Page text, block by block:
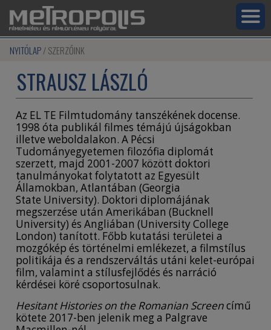
NYITÓLAP SZERZŐINK
STRAUSZ LÁSZLÓ
Az EL TE Filmtudomány tanszékének docense.
1998 óta publikál filmes témájú újságokban
illetve weboldalakon. A Pécsi
Tudományegyetemen filozófia diplomát
szerzett, majd 2001-2007 között doktori
tanulmányokat folytatott az Egyesült
Államokban, Atlantában (Georgia
State University). Doktori diplomájának
megszerzése után Amerikában (Bucknell
University) és Angliában (University College
London) tanított. Főbb kutatási területei a
mozgókép és történelmi emlékezet, a filmstílus
politikája és a rendszerváltás utáni kelet-európai
film, valamint a stílusfejlődés és narráció
kérdései köré csoportosulnak.
Hesitant Histories on the Romanian Screencímű
kötete 2017-ben jelenik meg a Palgrave